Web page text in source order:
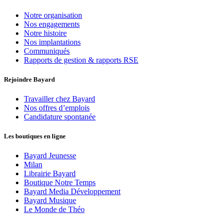
Notre organisation
Nos engagements
Notre histoire
Nos implantations
Communiqués
Rapports de gestion & rapports RSE
Rejoindre Bayard
Travailler chez Bayard
Nos offres d’emplois
Candidature spontanée
Les boutiques en ligne
Bayard Jeunesse
Milan
Librairie Bayard
Boutique Notre Temps
Bayard Media Développement
Bayard Musique
Le Monde de Théo